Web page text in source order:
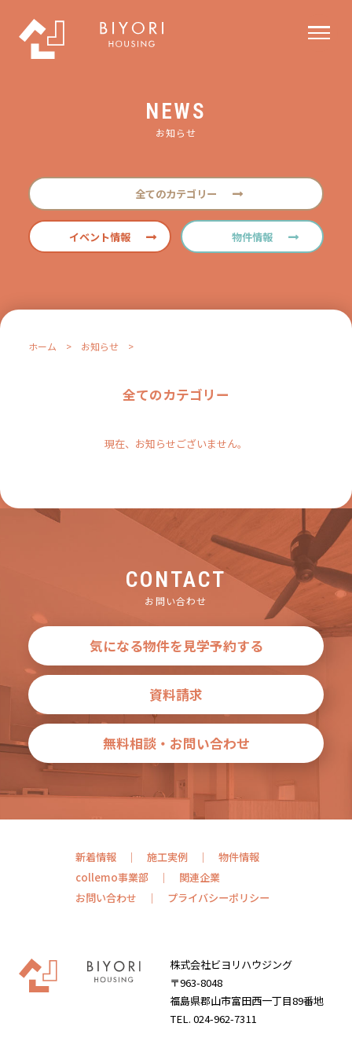
NEWS
お知らせ
全てのカテゴリー
イベント情報 物件情報
ホーム > お知らせ>
全てのカテゴリー
現在、お知らせございません。
CONTACT
お問い合わせ
気になる物件を見学予約する
資料請求
無料相談・お問い合わせ
新着情報 施工実例
物件情報
collemo事業部
関連企業
お問い合わせ
プライバシーポリシー
株式会社ビヨリハウジング
〒963-8048
福島県郡山市富田西一丁目89番地
TEL. 024-962-7311